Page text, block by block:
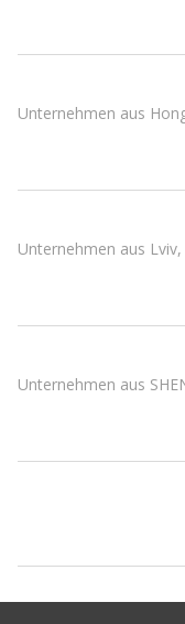
Unternehmen aus
Unternehmen aus Lviv,
Unternehmen aus